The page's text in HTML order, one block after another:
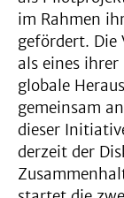
im Rahmen
gefördert. Die
als eines
globale
gemeinsam
dieser
derzeit der